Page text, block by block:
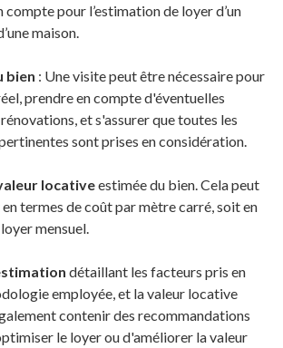
compte pour l’estimation de loyer d’un
maison.
bien : Une visite peut être nécessaire pour
prendre en compte d'éventuelles
et s'assurer que toutes les
sont prises en considération.
locativeestimée du bien. Cela peut
termes de coût par mètre carré, soit en
mensuel.
détaillant les facteurs pris en
employée, et la valeur locative
contenir des recommandations
le loyer ou d'améliorer la valeur